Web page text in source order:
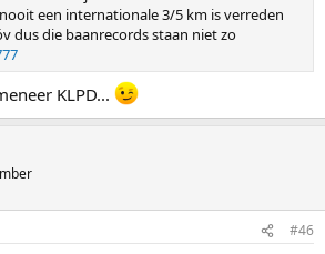
een internationale 3/5 km is verreden
dus die baanrecords staan niet zo
KLPD...
#46